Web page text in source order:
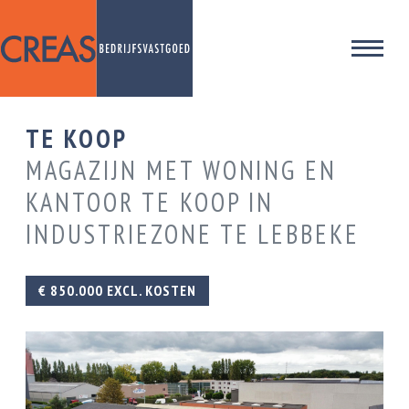
TE KOOP
MAGAZIJN MET WONING EN
KANTOOR TE KOOP IN
INDUSTRIEZONE TE LEBBEKE
€ 850.000 EXCL. KOSTEN